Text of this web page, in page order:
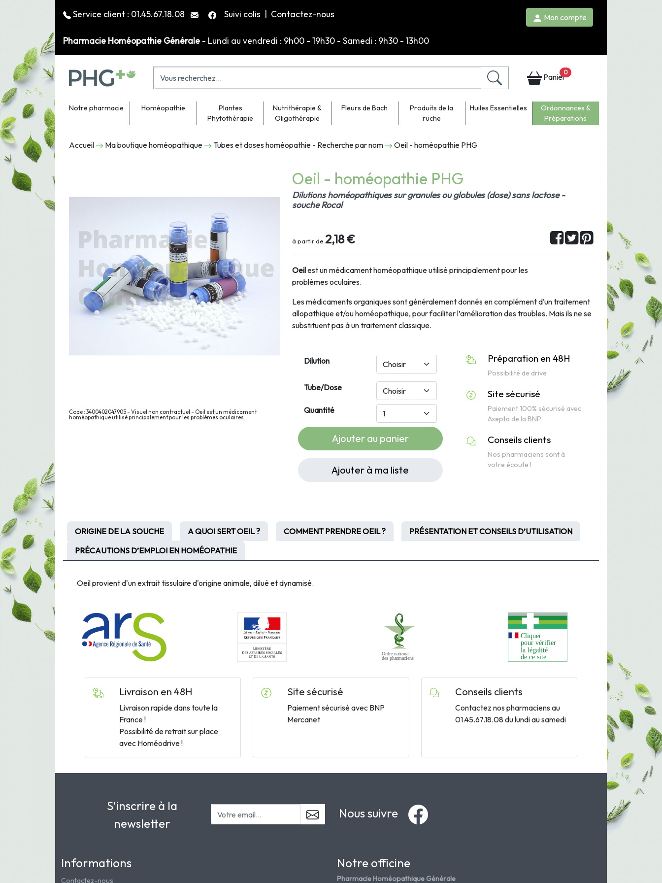
Service client : 01.45.67.18.08 Suivi colis Contactez-nous Mon compte
Pharmacie Homéopathie Générale - Lundi au vendredi : 9h00 - 19h30 - Samedi : 9h30 - 13h00
Panier0
Notre pharmacie Homéopathie
Plantes
Phytothérapie
Nutrithérapie &
Oligothérapie
Fleurs de Bach
Produits de la
ruche
Huiles Essentielles
Ordonnances &
Préparations
Accueil Ma boutique homéopathique Tubes et doses homéopathie - Recherche par nom Oeil - homéopathie PHG
Code : 3400402047905 - Visuel non contractuel - Oeil est un médicament
homéopathique utilisé principalement pour les problèmes oculaires.
Oeil - homéopathie PHG
Dilutions homéopathiques sur granules ou globules (dose) sans lactose -
souche Rocal
à partir de2,18 €
Oeilest un médicament homéopathique utilisé principalement pour les
problèmes oculaires.
Les médicaments organiques sont généralement donnés en complément d’un traitement
allopathique et/ou homéopathique, pour faciliter l’amélioration des troubles. Mais ils ne se
substituent pas à un traitement classique.
Dilution
Tube/Dose
Quantité
Ajouter au panier
Ajouter à ma liste
Préparation en 48H
Possibilité de drive
Site sécurisé
Paiement 100% sécurisé avec
Axepta de la BNP
Conseils clients
Nos pharmaciens sont à
votre écoute !
ORIGINE DE LA SOUCHE A QUOI SERT OEIL ? COMMENT PRENDRE OEIL ?
PRÉSENTATION ET CONSEILS D’UTILISATION
PRÉCAUTIONS D’EMPLOI EN HOMÉOPATHIE
Oeil provient d'unextrait tissulaire d'origine animale, dilué et dynamisé.
Livraison en 48H
Livraison rapide dans toute la
France !
Possibilité de retrait sur place
avec Homéodrive !
Site sécurisé
Paiement sécurisé avec BNP
Mercanet
Conseils clients
Contactez nos pharmaciens au
01.45.67.18.08 du lundi au samedi
S'inscrire à la
newsletter
Nous suivre
Informations
Contactez-nous
Notre officine
Pharmacie Homéopathique Générale